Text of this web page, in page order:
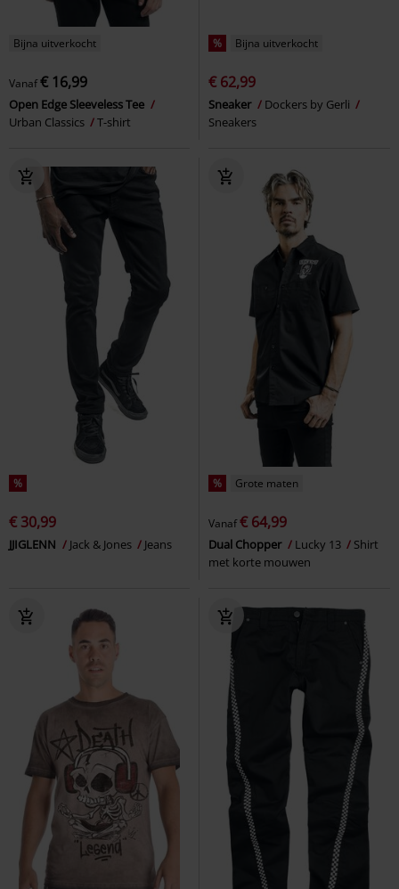
Bijna uitverkocht
Vanaf€ 16,99
Open Edge Sleeveless Tee
Urban Classics
T-shirt
% Bijna uitverkocht
€ 62,99
Sneaker
Dockers by Gerli
Sneakers
%
€ 30,99
JJIGLENN Jack & Jones Jeans
% Grote maten
Vanaf€ 64,99
Dual Chopper Lucky 13
Shirt
met korte mouwen